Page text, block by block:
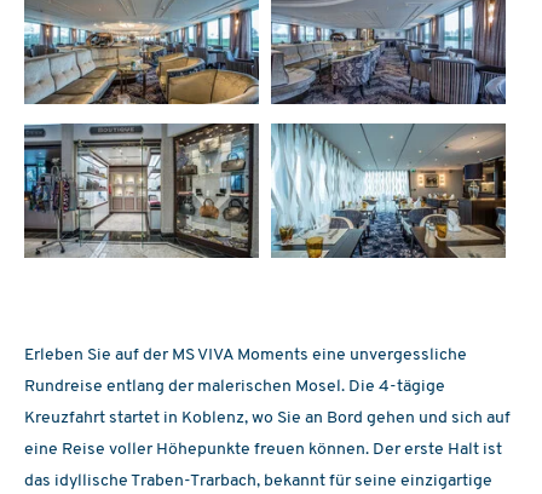
Erleben Sie auf der MS VIVA Moments eine unvergessliche
Rundreise entlang der malerischen Mosel. Die 4-tägige
Kreuzfahrt startet in Koblenz, wo Sie an Bord gehen und sich auf
eine Reise voller Höhepunkte freuen können. Der erste Halt ist
das idyllische Traben-Trarbach, bekannt für seine einzigartige